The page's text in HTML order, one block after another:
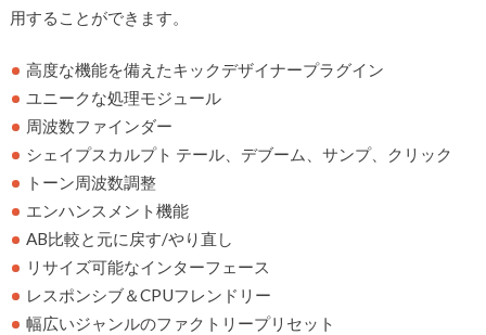
用することができます。
高度な機能を備えたキックデザイナープラグイン
ユニークな処理モジュール
周波数ファインダー
シェイプスカルプト テール、デブーム、サンプ、クリック
トーン周波数調整
エンハンスメント機能
AB比較と元に戻す/やり直し
リサイズ可能なインターフェース
レスポンシブ＆CPUフレンドリー
幅広いジャンルのファクトリープリセット